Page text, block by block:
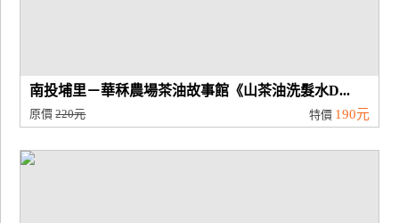
南投埔里－華秝農場茶油故事館《山茶油洗髮水D...
原價220元 特價 190元